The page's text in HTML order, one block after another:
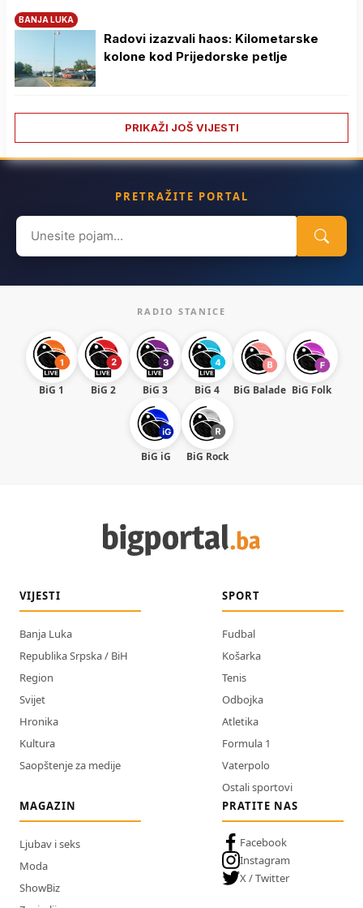
BANJA LUKA
Radovi izazvali haos: Kilometarske
kolone kod Prijedorske petlje
PRIKAŽI JOŠ VIJESTI
PRETRAŽITE PORTAL
Search
for:
RADIO STANICE
BiG 1 BiG 2 BiG 3 BiG 4 BiG Balade BiG Folk
BiG iG BiG Rock
VIJESTI
Banja Luka
Republika Srpska / BiH
Region
Svijet
Hronika
Kultura
Saopštenje za medije
SPORT
Fudbal
Košarka
Tenis
Odbojka
Atletika
Formula 1
Vaterpolo
Ostali sportovi
MAGAZIN
Ljubav i seks
Moda
ShowBiz
PRATITE NAS
Facebook
Instagram
X / Twitter